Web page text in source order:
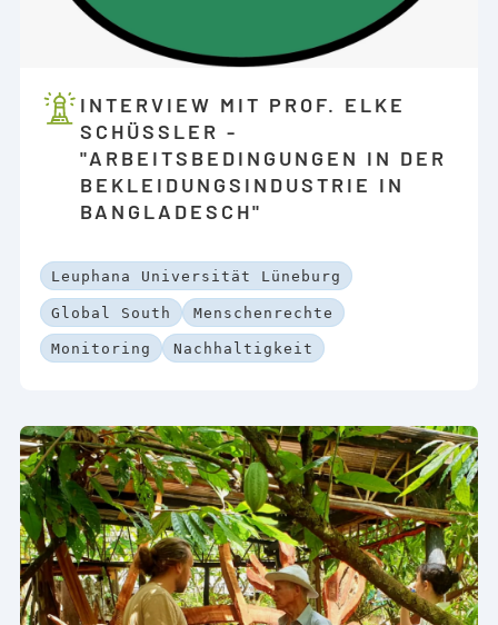
INTERVIEW MIT PROF. ELKE
SCHÜSSLER - "
ARBEITSBEDINGUNGEN IN DER B
EKLEIDUNGSINDUSTRIE IN B
ANGLADESCH"
Leuphana Universität Lüneburg
Global South Menschenrechte
Monitoring Nachhaltigkeit